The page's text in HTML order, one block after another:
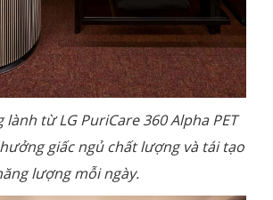
từ LG PuriCare 360 Alpha PET
giấc ngủ chất lượng và tái tạo
lượng mỗi ngày.